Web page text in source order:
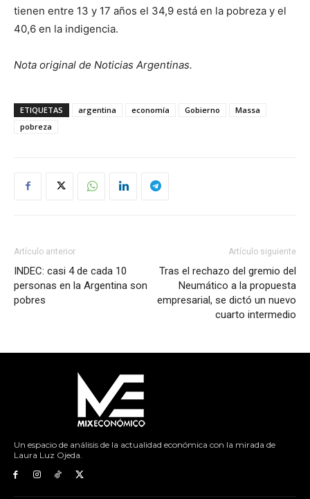
tienen entre 13 y 17 años el 34,9 está en la pobreza y el
40,6 en la indigencia.
Nota original de Noticias Argentinas.
ETIQUETAS argentina economía Gobierno
Massa
pobreza
Artículo anterior
INDEC: casi 4 de cada 10
personas en la Argentina son
pobres
Artículo siguiente
Tras el rechazo del gremio del
Neumático a la propuesta
empresarial, se dictó un nuevo
cuarto intermedio
Un espacio de análisis de la actualidad económica con la mirada de
Laura Luz Ojeda.